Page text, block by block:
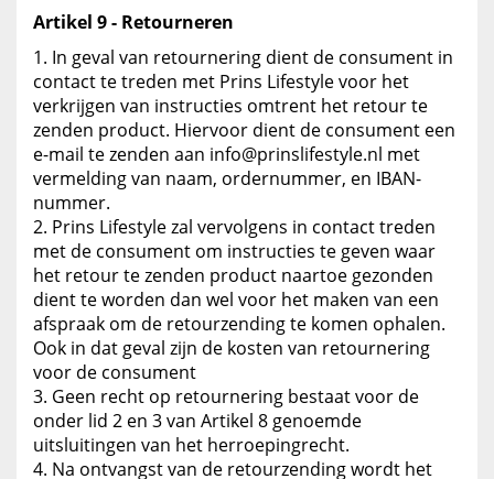
Artikel 9 - Retourneren
In geval van retournering dient de consument in
contact te treden met Prins Lifestyle voor het
verkrijgen van instructies omtrent het retour te
zenden product. Hiervoor dient de consument een
e-mail te zenden aan info@prinslifestyle.nl met
vermelding van naam, ordernummer, en IBAN-
nummer.
Prins Lifestyle zal vervolgens in contact treden
met de consument om instructies te geven waar
het retour te zenden product naartoe gezonden
dient te worden dan wel voor het maken van een
afspraak om de retourzending te komen ophalen.
Ook in dat geval zijn de kosten van retournering
voor de consument
Geen recht op retournering bestaat voor de
onder lid 2 en 3 van Artikel 8 genoemde
uitsluitingen van het herroepingrecht.
Na ontvangst van de retourzending wordt het